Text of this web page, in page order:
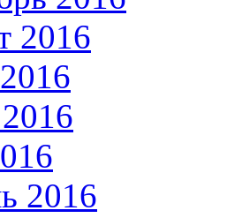
2016
2016